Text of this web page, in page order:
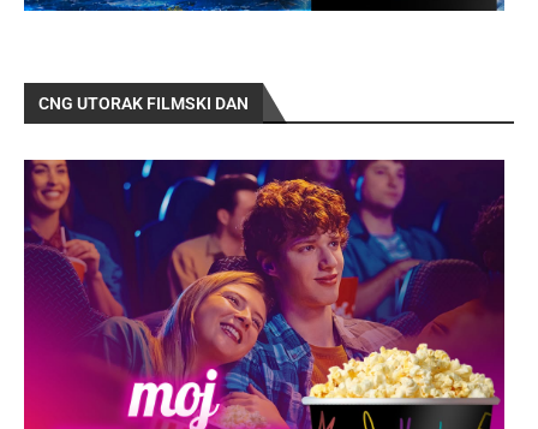
CNG UTORAK FILMSKI DAN